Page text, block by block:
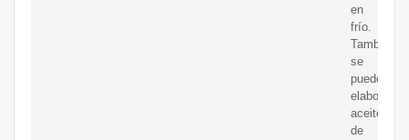
en
frío.
También
se
puede
elaborar
aceite
de